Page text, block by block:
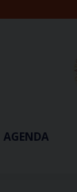
AGENDA